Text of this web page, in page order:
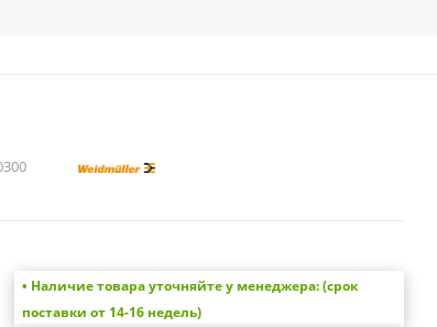
• Наличие товара уточняйте у менеджера: (срок
поставки от 14-16 недель)